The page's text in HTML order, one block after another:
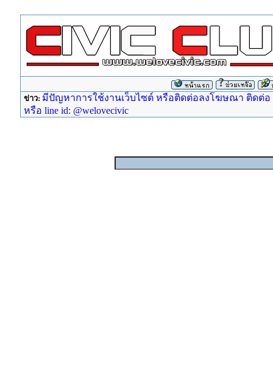
ข่าว: มีปัญหาการใช้งานเว็บไซต์ หรือติดต่อลงโฆษณา ติดต่อ
หรือ line id: @welovecivic